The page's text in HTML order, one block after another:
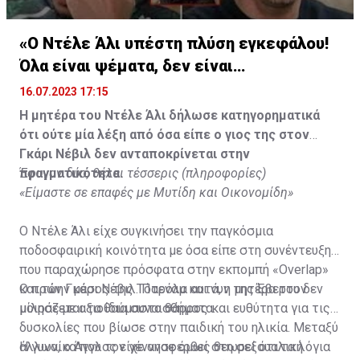
«Ο Ντέλε Άλι υπέστη πλύση εγκεφάλου!
Όλα είναι ψέματα, δεν είναι
υιοθετημένος»
16.07.2023 17:15
Η μητέρα του Ντέλε Άλι δήλωσε κατηγορηματικά
ότι ούτε μία λέξη από όσα είπε ο γιος της στον
Γκάρι Νέβιλ δεν ανταποκρίνεται στην
πραγματικότητα.
Έφυγαν δύο, θέλει τέσσερις (πληροφορίες)
«Είμαστε σε επαφές με Μυτίδη και Οικονομίδη»
Ο Ντέλε Άλι είχε συγκινήσει την παγκόσμια
ποδοσφαιρική κοινότητα με όσα είπε στη συνέντευξη
που παραχώρησε πρόσφατα στην εκπομπή «Overlap»
και τον Γκάρι Νέβιλ. Παρόλα αυτά, η μητέρα του δεν
μοιράζεται τα ίδια συναισθήματα.
Ο πρώην μέσος της Τότεναμ και νυν της Έβερτον
μίλησε με αξιοθαύμαστο θάρρος και ευθύτητα για τις
δυσκολίες που βίωσε στην παιδική του ηλικία. Μεταξύ
άλλων, ο Άγγλος είχε αναφερθεί στη σεξουαλική
Η γυναίκα που τον γέννησε όμως θεωρεί ότι τα λόγια